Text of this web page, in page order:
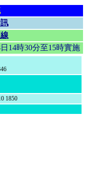
13日14時30分至
1850